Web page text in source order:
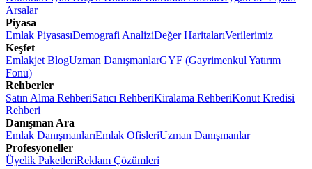
Arsalar
Piyasa
Emlak PiyasasıDemografi AnaliziDeğer HaritalarıVerilerimiz
Keşfet
Emlakjet BlogUzman DanışmanlarGYF (Gayrimenkul Yatırım
Fonu)
Rehberler
Satın Alma RehberiSatıcı RehberiKiralama RehberiKonut Kredisi
Rehberi
Danışman Ara
Emlak DanışmanlarıEmlak OfisleriUzman Danışmanlar
Profesyoneller
Üyelik PaketleriReklam Çözümleri